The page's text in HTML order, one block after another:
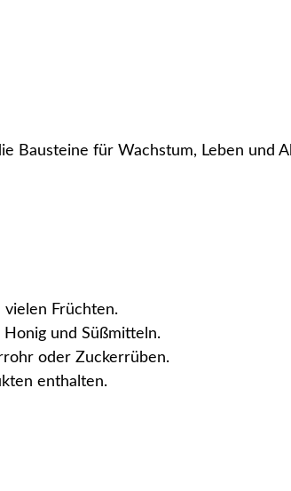
Bausteine für Wachstum, Leben und
Früchten.
und Süßmitteln.
oder Zuckerrüben.
enthalten.